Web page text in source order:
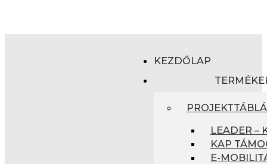
KEZDŐLAP
LEADER –
KAP
E-